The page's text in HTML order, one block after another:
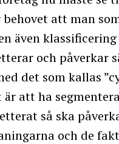
behovet att man
även
och påverkar
det som kallas
att ha
så ska
och de